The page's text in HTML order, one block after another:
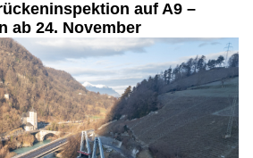
auf A9 –
ab 24. November